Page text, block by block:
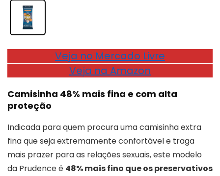
Veja no Mercado Livre
Veja na Amazon
Camisinha 48% mais fina e com alta
proteção
Indicada para quem procura uma camisinha extra
fina que seja extremamente confortável e traga
mais prazer para as relações sexuais, este modelo
da Prudence é 48% mais fino que os preservativos